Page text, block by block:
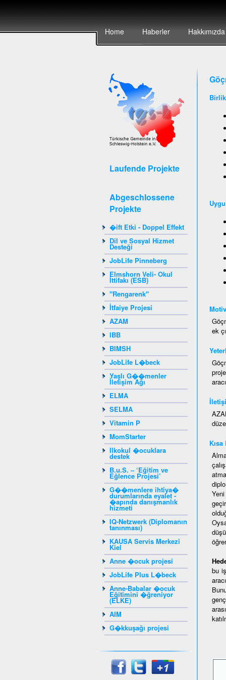
Home Haberler Hakkımızda
Laufende Projekte
Abgeschlossene
Projekte
�ift Etki - Doppel Effekt
Dil ve Sosyal Hizmet
Desteği
JobLife Pinneberg
Elmshorn Veli- Okul
İttifakı (ESB)
"Rengarenk"
İtfaiye Projesi
AZAM
IBB
BIMSH
JobLife L�beck
Yaşlı G��menler
İletişim Ağı
ELMA
SELMA
Vitamin P
MomStarter
Ilkokul �ocuklara
destek
B.u.S. – ‘Eğitim ve
Eğlence Projesi’
G��menlere ihtiya�
durumlarında eyalet -
�apında danışmanlık
hizmeti
IQ-Netzwerk (Diplomanın
tanınması)
KAUSA Servis Merkezi
Kiel
Anne �ocuk projesi
JobLife Plus L�beck
Anne-Babalar �ocuk
Eğitimini �ğreniyor
(ELKE)
AIM
G�kkuşağı projesi
ek
bu